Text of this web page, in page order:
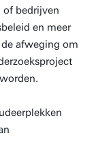
of bedrijven
en meer
afweging om